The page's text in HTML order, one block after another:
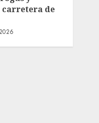
carretera de